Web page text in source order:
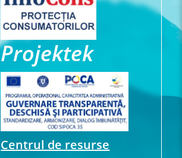
Projektek
Centrul de resurse